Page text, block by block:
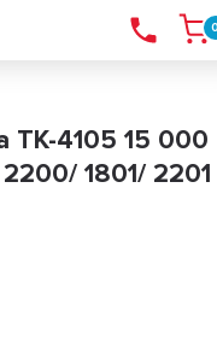
TK-4105 15 000
1801/ 2201